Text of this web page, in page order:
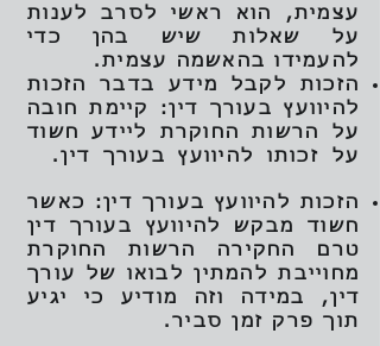
עצמית, הוא ראשי לסרב לענות
על שאלות שיש בהן כדי
להעמידו בהאשמה עצמית.
הזכות לקבל מידע בדבר הזכות
להיוועץ בעורך דין: קיימת חובה
על הרשות החוקרת ליידע חשוד
על זכותו להיוועץ בעורך דין.
הזכות להיוועץ בעורך דין: כאשר
חשוד מבקש להיוועץ בעורך דין
טרם החקירה הרשות החוקרת
מחוייבת להמתין לבואו של עורך
דין, במידה וזה מודיע כי יגיע
תוך פרק זמן סביר.